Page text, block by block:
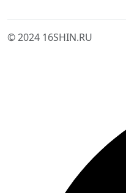
© 2024 16SHIN.RU